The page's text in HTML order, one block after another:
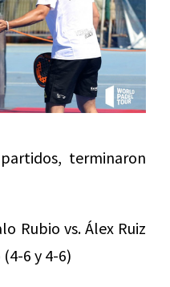
terminaron
Rubio vs. Álex Ruiz
6 y 4-6)